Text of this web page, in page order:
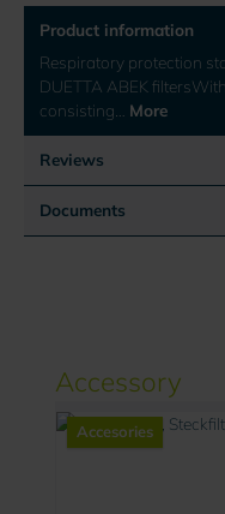
Product information
Respiratory protection
DUETTA ABEK
consisting… More
Reviews
Documents
Skip product gallery
Accessory
Accesories